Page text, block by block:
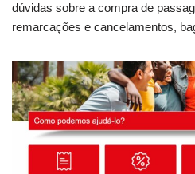
dúvidas sobre a compra de
remarcações e cancelamentos,